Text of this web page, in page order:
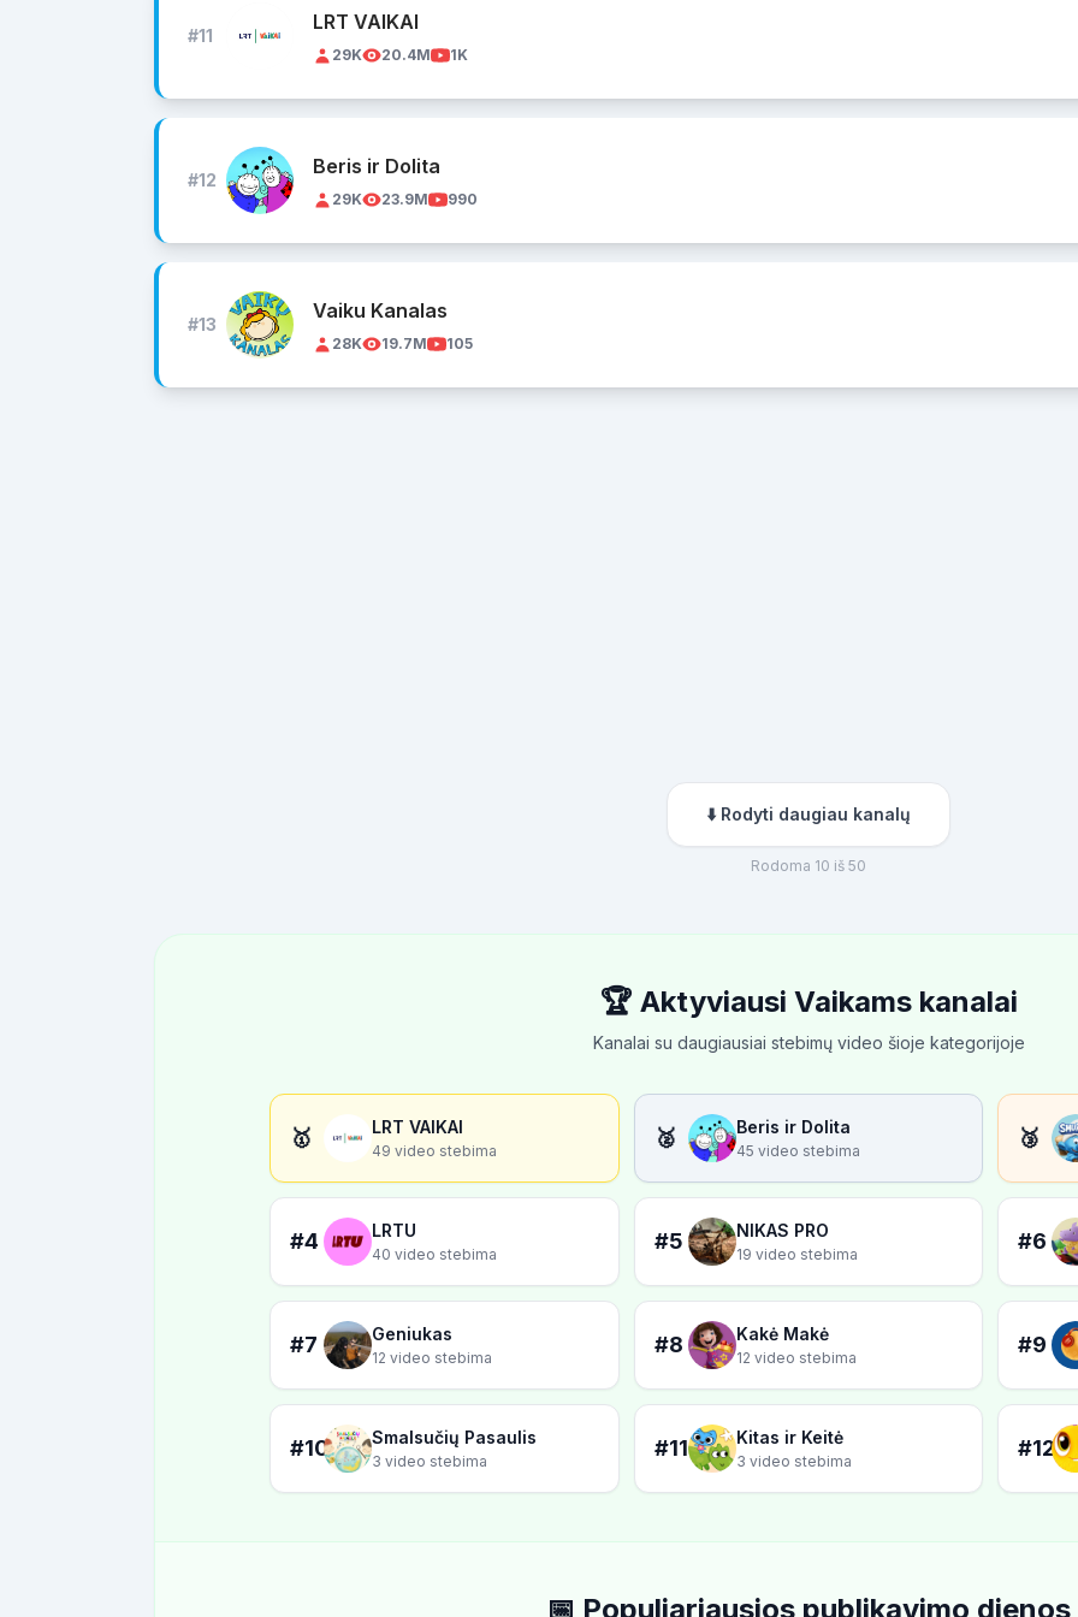
#11
LRT VAIKAI
29K 20.4M 1K
#12
Beris ir Dolita
29K 23.9M 990
#13
Vaiku Kanalas
28K 19.7M 105
⬇️ Rodyti daugiau kanalų
Rodoma 10 iš 50
🏆 Aktyviausi Vaikams kanalai
Kanalai su daugiausiai stebimų video šioje kategorijoje
🥇 LRT VAIKAI
49 video stebima
🥈 Beris ir Dolita
45 video stebima
🥉
#4 LRTU
40 video stebima
#5 NIKAS PRO
19 video stebima
#6
#7 Geniukas
12 video stebima
#8 Kakė Makė
12 video stebima
#9
#10 Smalsučių Pasaulis
3 video stebima
#11 Kitas ir Keitė
3 video stebima
#12
📅 Populiariausios publikavimo dienos